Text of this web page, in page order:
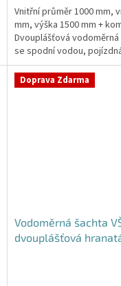
Vnitřní průměr 1000 mm,
mm, výška 1500 mm +
Dvouplášťová
se spodní vodou,
stáníStandardní...
Doprava Zdarma
Vodoměrná šachta
dvouplášťová